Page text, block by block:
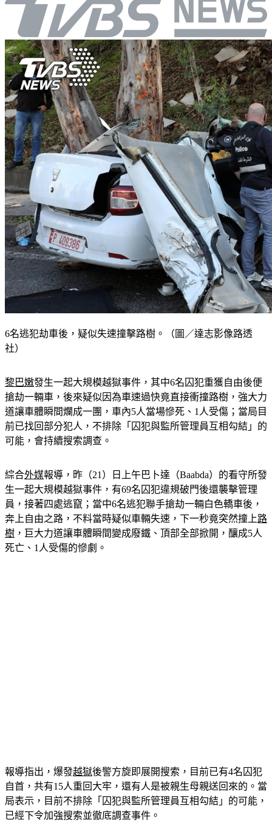
6名逃犯劫車後，疑似失速撞擊路樹。（圖／達志影像路透
黎巴嫩發生一起大規模越獄事件，其中6名囚犯重獲自由後便
搶劫一輛車，後來疑似因為車速過快竟直接衝撞路樹，強大力
道讓車體瞬間爛成一團，車內5人當場慘死、1人受傷；當局目
前已找回部分犯人，不排除「囚犯與監所管理員互相勾結」的
綜合外媒報導，昨（21）日上午巴卜達（Baabda）的看守所發
生一起大規模越獄事件，有69名囚犯違規破門後還襲擊管理
員，接著四處逃竄；當中6名逃犯聯手搶劫一輛白色轎車後，
奔上自由之路，不料當時疑似車輛失速，下一秒竟突然撞上路
樹，巨大力道讓車體瞬間變成廢鐵、頂部全部掀開，釀成5人
報導指出，爆發越獄 後警方旋即展開搜索，目前已有4名囚犯
自首，共有15人重回大牢，還有人是被親生母親送回來的。當
局表示，目前不排除「囚犯與監所管理員互相勾結」的可能，